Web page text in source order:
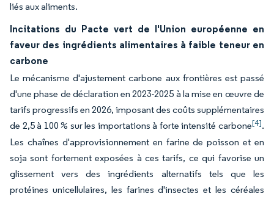
liés aux aliments.
Incitations du Pacte vert de l'Union européenne en
faveur des ingrédients alimentaires à faible teneur en
carbone
Le mécanisme d'ajustement carbone aux frontières est passé
d'une phase de déclaration en 2023-2025 à la mise en œuvre de
tarifs progressifs en 2026, imposant des coûts supplémentaires
de 2,5 à 100 % sur les importations à forte intensité carbone[4].
Les chaînes d'approvisionnement en farine de poisson et en
soja sont fortement exposées à ces tarifs, ce qui favorise un
glissement vers des ingrédients alternatifs tels que les
protéines unicellulaires, les farines d'insectes et les céréales